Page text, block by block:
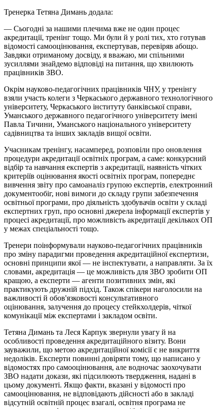
Тренерка Тетяна Димань додала:
— Сьогодні за нашими плечима вже не один процес
акредитації, тренінг тощо. Ми були й у ролі тих, хто готував
відомості самооцінювання, експертував, перевіряв абощо.
Завдяки отриманому досвіду, я вважаю, ми спільними
зусиллями знайдемо відповіді на питання, що хвилюють
працівників ЗВО.
Окрім науково-педагогічних працівників ЧНУ, у тренінгу
взяли участь колеги з Черкаського державного технологічного
університету, Черкаського інституту банківської справи,
Уманського державного педагогічного університету імені
Павла Тичини, Уманського національного університету
садівництва та інших закладів вищої освіти.
Учасникам тренінгу, насамперед, розповіли про оновлення
процедури акредитації освітніх програм, а саме: конкурсний
відбір та навчання експертів з акредитації, наявність чітких
критеріїв оцінювання якості освітніх програм, попереднє
вивчення звіту про самоаналіз групою експертів, електронний
документообіг, нові вимоги до складу групи забезпечення
освітньої програми, про діяльність здобувачів освіти у складі
експертних груп, про основні джерела інформації експертів у
процесі акредитації, про можливість акредитації декількох ОП
у межах спеціальності тощо.
Тренери поінформували науково-педагогічних працівників
про зміну парадигми проведення акредитаційної експертизи,
основні принципи якої — не інспектувати, а направляти. За їх
словами, акредитація — це можливість для ЗВО зробити ОП
кращою, а експерти — агенти позитивних змін, які
практикують дружній підхід. Також спікери наголосили на
важливості й обов'язковості консультативного
оцінювання, залучення до процесу стейкхолдерів, чіткої
комунікації між експертами і закладом освіти.
Тетяна Димань та Леся Карпук звернули увагу й на
особливості проведення акредитаційного візиту. Вони
зауважили, що метою акредитаційної комісії є не викриття
недоліків. Експерти повинні довіряти тому, що написано у
відомостях про самооцінювання, але водночас заохочувати
ЗВО надати докази, які підсилюють твердження, надані в
цьому документі. Якщо факти, вказані у відомості про
самооцінювання, не відповідають дійсності або в закладі
відсутній освітній процес взагалі, освітня програма не